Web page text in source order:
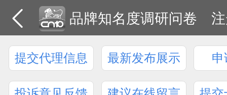
品牌知名度调研问卷
提交代理信息 最新发布展示 申